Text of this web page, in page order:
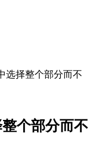
选择整个部分而不
个部分而不